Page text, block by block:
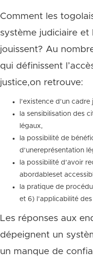
Comment les
système judiciaire et
jouissent? Au
qui définissent
justice,on retrouve:
l’existence d’un
la sensibilisation des
légaux,
la possibilité de
d’unereprésentation
la possibilité d’avoir
abordableset
la pratique de
et 6) l’applicabilité
Les réponses aux
dépeignent un
un manque de